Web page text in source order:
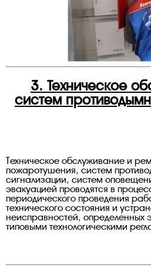
3. Техническое
систем
Техническое обслуживание и
пожаротушения, систем
сигнализации, систем
эвакуацией проводятся в
периодического проведения
технического состояния и
неисправностей, определенных
типовыми технологическими